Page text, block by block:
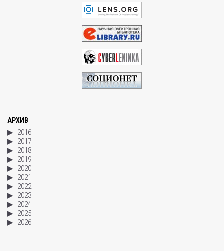
АРХИВ
2016
2017
2018
2019
2020
2021
2022
2023
2024
2025
2026